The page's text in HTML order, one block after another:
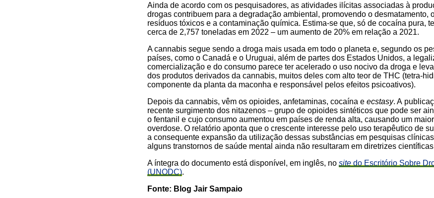
Ainda de acordo com os pesquisadores, as atividades ilícitas associadas à
drogas contribuem para a degradação ambiental, promovendo o desmatamento,
resíduos tóxicos e a contaminação química. Estima-se que, só de cocaína pura,
cerca de 2,757 toneladas em 2022 – um aumento de 20% em relação a 2021.
A cannabis segue sendo a droga mais usada em todo o planeta e, segundo os
países, como o Canadá e o Uruguai, além de partes dos Estados Unidos, a
comercialização e do consumo parece ter acelerado o uso nocivo da droga e
dos produtos derivados da cannabis, muitos deles com alto teor de THC (tetra-
componente da planta da maconha e responsável pelos efeitos psicoativos).
Depois da cannabis, vêm os opioides, anfetaminas, cocaína e ecstasy. A
recente surgimento dos nitazenos – grupo de opioides sintéticos que pode ser
o fentanil e cujo consumo aumentou em países de renda alta, causando um
overdose. O relatório aponta que o crescente interesse pelo uso terapêutico de
a consequente expansão da utilização dessas substâncias em pesquisas
alguns transtornos de saúde mental ainda não resultaram em diretrizes
A íntegra do documento está disponível, em inglês, no site do Escritório Sobre
(UNODC).
Fonte: Blog Jair Sampaio